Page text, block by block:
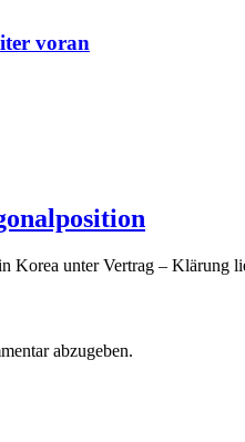
voran
Korea unter Vertrag –
abzugeben.